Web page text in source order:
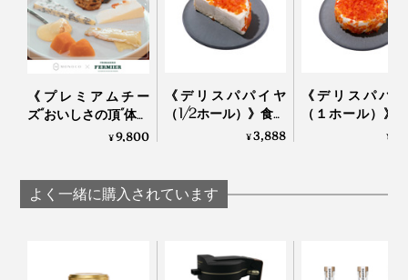
の誇りとも言われる白カビタイプのAOP（※）チーズ、
※製品名に謳われた地域で、決められた伝統的製法で生産され、その土地の
気候風土を反映した固有の品質や風味を備えていると認められた、フラン
スの高品質チーズの証。
《プレミアムチー
ズ“おいしさの頂”体験
チケット》チーズ概
¥9,800
《デリスパパイヤ
（1/2ホール）》食卓
が華やぐ、ケーキの
ミエ
¥3,888
《デリスパパ
（１ホール）》
が華やぐ、ケー
¥
よく一緒に購入されています